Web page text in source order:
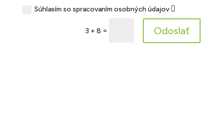
Súhlasím so spracovaním osobných údajov
3 + 8 = Odoslať